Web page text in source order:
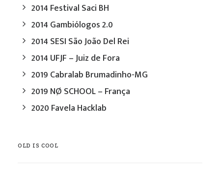
2014 Festival Saci BH
2014 Gambiólogos 2.0
2014 SESI São João Del Rei
2014 UFJF – Juiz de Fora
2019 Cabralab Brumadinho-MG
2019 NØ SCHOOL – França
2020 Favela Hacklab
OLD IS COOL